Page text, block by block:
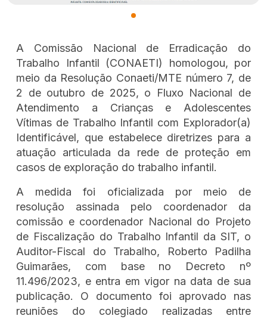
A Comissão Nacional de Erradicação do
Trabalho Infantil (CONAETI) homologou, por
meio da Resolução Conaeti/MTE número 7, de
2 de outubro de 2025, o Fluxo Nacional de
Atendimento a Crianças e Adolescentes
Vítimas de Trabalho Infantil com Explorador(a)
Identificável, que estabelece diretrizes para a
atuação articulada da rede de proteção em
casos de exploração do trabalho infantil.
A medida foi oficializada por meio de
resolução assinada pelo coordenador da
comissão e coordenador Nacional do Projeto
de Fiscalização do Trabalho Infantil da SIT, o
Auditor-Fiscal do Trabalho, Roberto Padilha
Guimarães, com base no Decreto nº
11.496/2023, e entra em vigor na data de sua
publicação. O documento foi aprovado nas
reuniões do colegiado realizadas entre